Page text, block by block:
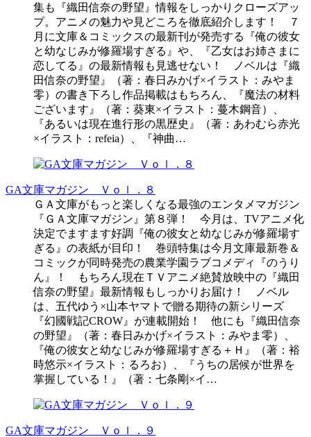
集も『織田信奈の野望』情報をしっかりクローズアッ
プ。アニメの魅力や見どころを徹底紹介します！ ７
月に文庫＆コミックスの最新刊が発売する『俺の彼女
と幼なじみが修羅場すぎる』や、『乙女はお姉さまに
恋してる』の最新情報も見逃せない！ ノベルは『織
田信奈の野望』（著：春日みかげ×イラスト：みやま
零）の書き下ろし作品掲載はもちろん、『魔法の材料
ございます』（著：葵東×イラスト：蔓木鋼音）、
『あるいは現在進行形の黒歴史』（著：あわむら赤光
×イラスト：refeia）、『神曲…
GA文庫マガジン Ｖｏｌ．８
ＧＡ文庫がもっと楽しくなる最強のエンタメマガジン
『ＧＡ文庫マガジン』第８弾！ 今月は、TVアニメ化
決定でますます好調『俺の彼女と幼なじみが修羅場す
ぎる』の表紙が目印！ 巻頭特集は今月文庫最新巻＆
コミックが同時発売の農業学園ラブコメディ『のうり
ん』！ もちろん現在ＴＶアニメ絶賛放映中の『織田
信奈の野望』最新情報もしっかりお届け！ ノベル
は、五代ゆう×山本ヤマトで贈る期待の新シリーズ
『幻國戦記CROW』が連載開始！ 他にも『織田信奈
の野望』（著：春日みかげ×イラスト：みやま零）、
『俺の彼女と幼なじみが修羅場すぎる＋Ｈ』（著：裕
時悠示×イラスト：るろお）、『うちの居候が世界を
掌握している！』（著：七条剛×イ…
GA文庫マガジン Ｖｏｌ．９